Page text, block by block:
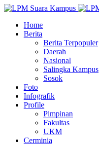
Home
Berita
Berita Terpopuler
Daerah
Nasional
Salingka Kampus
Sosok
Foto
Infografik
Profile
Pimpinan
Fakultas
UKM
Cerminia